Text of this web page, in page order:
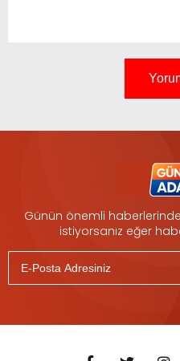
Günün önemli
istiyorsanız eğer